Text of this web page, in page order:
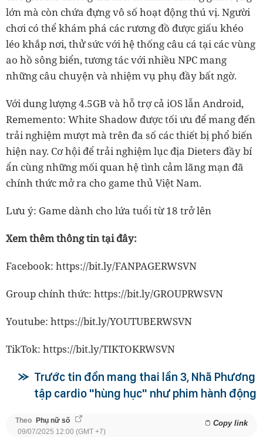
lớn mà còn chứa đựng vô số hoạt động thú vị. Người
chơi có thể khám phá các rương đồ được giấu khéo
léo khắp nơi, thử sức với hệ thống câu cá tại các vùng
ao hồ sông biển, tương tác với nhiều NPC mang
những câu chuyện và nhiệm vụ phụ đầy bất ngờ.
Với dung lượng 4.5GB và hỗ trợ cả iOS lẫn Android,
Rememento: White Shadow được tối ưu để mang đến
trải nghiệm mượt mà trên đa số các thiết bị phổ biến
hiện nay. Cơ hội để trải nghiệm lục địa Dieters đầy bí
ẩn cùng những mối quan hệ tình cảm lãng mạn đã
chính thức mở ra cho game thủ Việt Nam.
Lưu ý: Game dành cho lứa tuổi từ 18 trở lên
Xem thêm thông tin tại đây:
Facebook: https://bit.ly/FANPAGERWSVN
Group chính thức: https://bit.ly/GROUPRWSVN
Youtube: https://bit.ly/YOUTUBERWSVN
TikTok: https://bit.ly/TIKTOKRWSVN
Trước tin đồn mang thai lần 3, Nhã Phương
tập cardio "hùng hục" như phim hành động
Theo Phụ nữ số Copy link
09/07/2025 12:00 (GMT +7)